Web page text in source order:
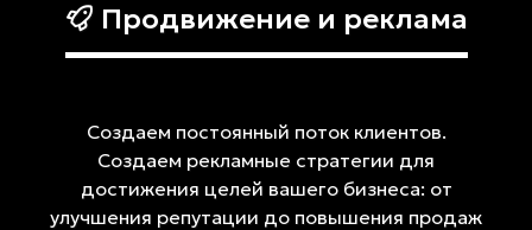
Продвижение и реклама
Создаем постоянный поток клиентов.
Создаем рекламные стратегии для
достижения целей вашего бизнеса: от
улучшения репутации до повышения продаж